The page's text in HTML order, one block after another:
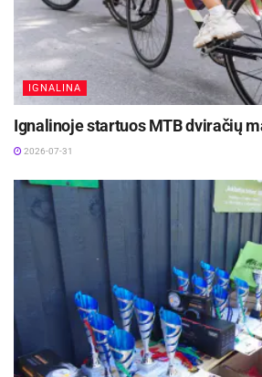
IGNALINA
Ignalinoje startuos MTB dviračių
2026-07-31